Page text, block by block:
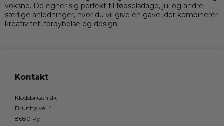
voksne. De egner sig perfekt til fødselsdage, jul og andre
særlige anledninger, hvor du vil give en gave, der kombinerer
kreativitet, fordybelse og design.
Kontakt
Klodsbiksen.dk
Brunhøjvej 4
8680 Ry